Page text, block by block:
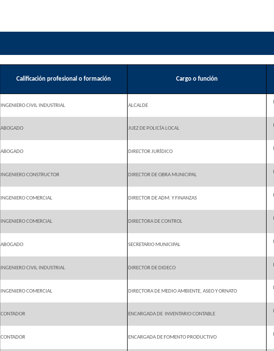
Calificación profesional o formación Cargo o función
INGENIERO CIVIL INDUSTRIAL ALCALDE
ABOGADO JUEZ DE POLICÍA LOCAL
ABOGADO DIRECTOR JURÍDICO
INGENIERO CONSTRUCTOR DIRECTOR DE OBRA MUNICIPAL
INGENIERO COMERCIAL DIRECTOR DE ADM. Y FINANZAS
INGENIERO COMERCIAL DIRECTORA DE CONTROL
ABOGADO SECRETARIO MUNICIPAL
INGENIERO CIVIL INDUSTRIAL DIRECTOR DE DIDECO
INGENIERO COMERCIAL DIRECTORA DE MEDIO AMBIENTE, ASEO Y ORNATO
CONTADOR ENCARGADA DE INVENTARIO CONTABLE
CONTADOR ENCARGADA DE FOMENTO PRODUCTIVO